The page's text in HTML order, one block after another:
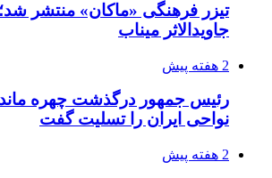
تیزر فرهنگی «ماکان» منتشر شد؛
جاویدالاثر میناب
2 هفته پیش
رئیس جمهور درگذشت چهره
نواحی ایران را تسلیت گفت
2 هفته پیش